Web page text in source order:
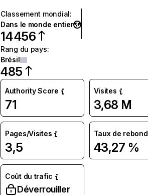
Classement mondial:
Dans le monde entier
14 456
Rang du pays:
Brésil
485
Authority Score
71
Visites
3,68 M
Pages/Visites
3,5
Taux de rebond
43,27 %
Coût du trafic
Déverrouiller